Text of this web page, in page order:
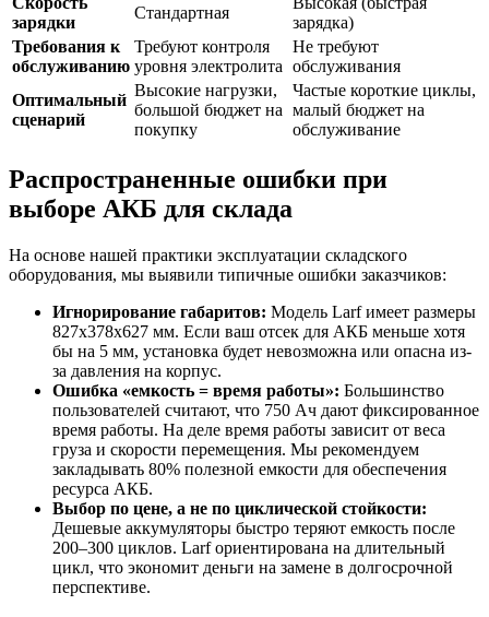
зарядки
Стандартная
зарядка)
Требования к
обслуживанию
Требуют контроля
уровня электролита
Не требуют
обслуживания
Оптимальный
сценарий
Высокие нагрузки,
большой бюджет на
покупку
Частые короткие циклы,
малый бюджет на
обслуживание
Распространенные ошибки при
выборе АКБ для склада
На основе нашей практики эксплуатации складского
оборудования, мы выявили типичные ошибки заказчиков:
Игнорирование габаритов: Модель Larf имеет размеры
827x378x627 мм. Если ваш отсек для АКБ меньше хотя
бы на 5 мм, установка будет невозможна или опасна из-
за давления на корпус.
Ошибка «емкость = время работы»: Большинство
пользователей считают, что 750 Ач дают фиксированное
время работы. На деле время работы зависит от веса
груза и скорости перемещения. Мы рекомендуем
закладывать 80% полезной емкости для обеспечения
ресурса АКБ.
Выбор по цене, а не по циклической стойкости:
Дешевые аккумуляторы быстро теряют емкость после
200–300 циклов. Larf ориентирована на длительный
цикл, что экономит деньги на замене в долгосрочной
перспективе.